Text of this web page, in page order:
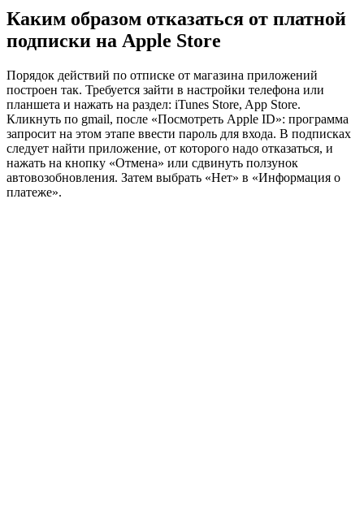
Каким образом отказаться от платной
подписки на Apple Store
Порядок действий по отписке от магазина приложений
построен так. Требуется зайти в настройки телефона или
планшета и нажать на раздел: iTunes Store, App Store.
Кликнуть по gmail, после «Посмотреть Apple ID»: программа
запросит на этом этапе ввести пароль для входа. В подписках
следует найти приложение, от которого надо отказаться, и
нажать на кнопку «Отмена» или сдвинуть ползунок
автовозобновления. Затем выбрать «Нет» в «Информация о
платеже».